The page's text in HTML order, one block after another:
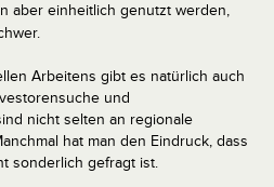
aber einheitlich genutzt werden,
Arbeitens gibt es natürlich auch
und
nicht selten an regionale
hat man den Eindruck, dass
sonderlich gefragt ist.